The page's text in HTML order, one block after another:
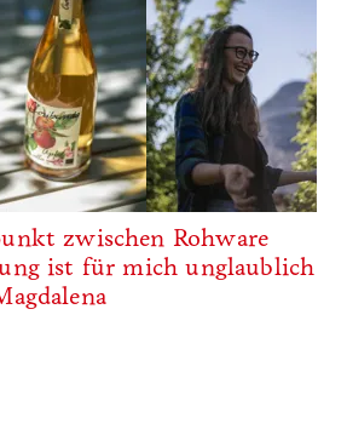
zwischen Rohware
ist für mich unglaublich